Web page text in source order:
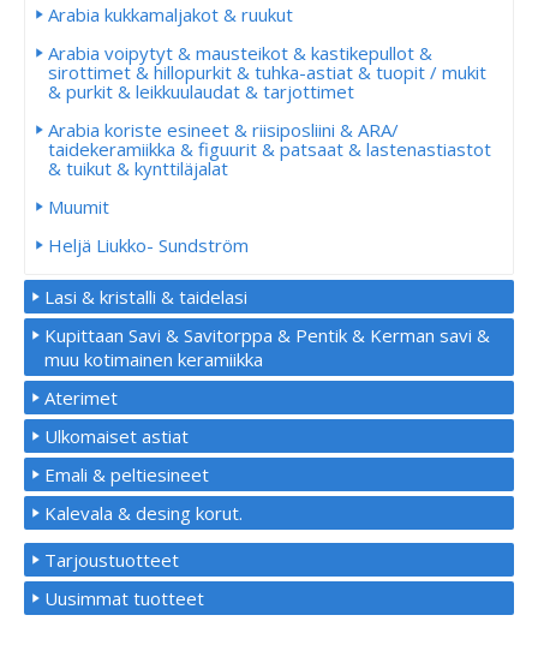
Arabia kukkamaljakot & ruukut
Arabia voipytyt & mausteikot & kastikepullot &
sirottimet & hillopurkit & tuhka-astiat & tuopit / mukit
& purkit & leikkuulaudat & tarjottimet
Arabia koriste esineet & riisiposliini & ARA/
taidekeramiikka & figuurit & patsaat & lastenastiastot
& tuikut & kynttiläjalat
Muumit
Heljä Liukko- Sundström
Lasi & kristalli & taidelasi
Kupittaan Savi & Savitorppa & Pentik & Kerman savi &
muu kotimainen keramiikka
Aterimet
Ulkomaiset astiat
Emali & peltiesineet
Kalevala & desing korut.
Tarjoustuotteet
Uusimmat tuotteet